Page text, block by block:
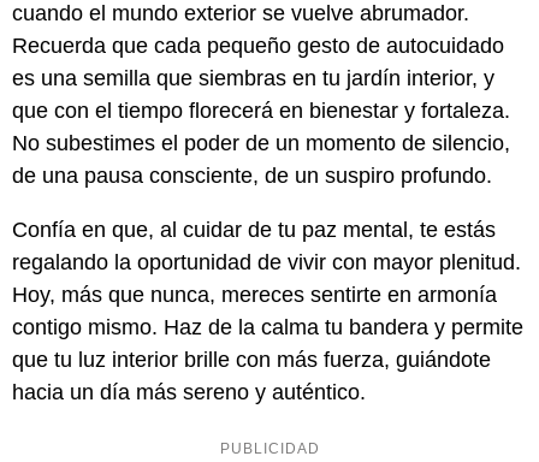
cuando el mundo exterior se vuelve abrumador.
Recuerda que cada pequeño gesto de autocuidado
es una semilla que siembras en tu jardín interior, y
que con el tiempo florecerá en bienestar y fortaleza.
No subestimes el poder de un momento de silencio,
de una pausa consciente, de un suspiro profundo.
Confía en que, al cuidar de tu paz mental, te estás
regalando la oportunidad de vivir con mayor plenitud.
Hoy, más que nunca, mereces sentirte en armonía
contigo mismo. Haz de la calma tu bandera y permite
que tu luz interior brille con más fuerza, guiándote
hacia un día más sereno y auténtico.